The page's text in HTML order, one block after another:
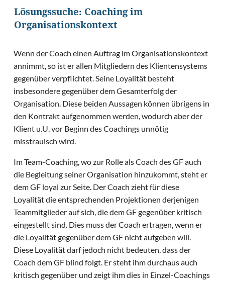
Lösungssuche: Coaching im
Organisationskontext
Wenn der Coach einen Auftrag im Organisationskontext
annimmt, so ist er allen Mitgliedern des Klientensystems
gegenüber verpflichtet. Seine Loyalität besteht
insbesondere gegenüber dem Gesamterfolg der
Organisation. Diese beiden Aussagen können übrigens in
den Kontrakt aufgenommen werden, wodurch aber der
Klient u.U. vor Beginn des Coachings unnötig
misstrauisch wird.
Im Team-Coaching, wo zur Rolle als Coach des GF auch
die Begleitung seiner Organisation hinzukommt, steht er
dem GF loyal zur Seite. Der Coach zieht für diese
Loyalität die entsprechenden Projektionen derjenigen
Teammitglieder auf sich, die dem GF gegenüber kritisch
eingestellt sind. Dies muss der Coach ertragen, wenn er
die Loyalität gegenüber dem GF nicht aufgeben will.
Diese Loyalität darf jedoch nicht bedeuten, dass der
Coach dem GF blind folgt. Er steht ihm durchaus auch
kritisch gegenüber und zeigt ihm dies in Einzel-Coachings